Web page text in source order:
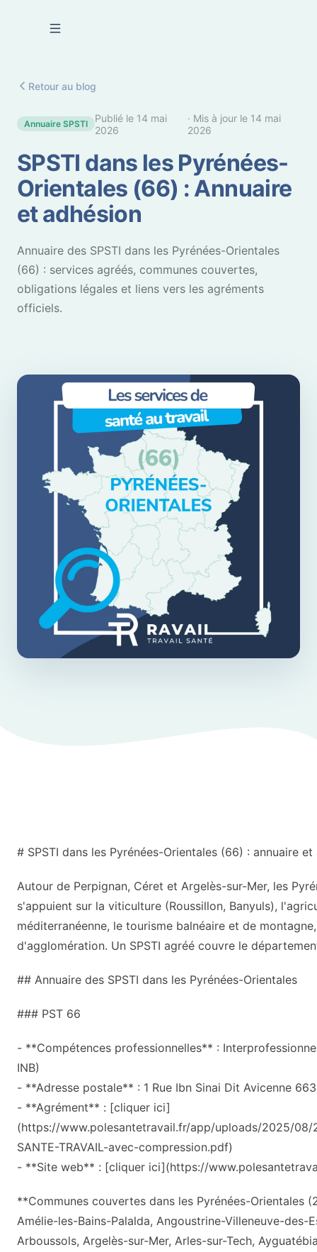
Retour au blog
Annuaire SPSTI Publié le 14 mai
2026
· Mis à jour le 14 mai
2026
SPSTI dans les Pyrénées-
Orientales (66) : Annuaire
et adhésion
Annuaire des SPSTI dans les Pyrénées-Orientales
(66) : services agréés, communes couvertes,
obligations légales et liens vers les agréments
officiels.
# SPSTI dans les Pyrénées-Orientales (66) : annuaire et
Autour de Perpignan, Céret et Argelès-sur-Mer, les
s'appuient sur la viticulture (Roussillon, Banyuls),
méditerranéenne, le tourisme balnéaire et de
d'agglomération. Un SPSTI agréé couvre le
## Annuaire des SPSTI dans les Pyrénées-Orientales
### PST 66
- **Compétences professionnelles** :
INB)
- **Adresse postale** : 1 Rue Ibn Sinai Dit Avicenne
- **Agrément** : [cliquer ici]
(https://www.polesantetravail.fr/app/uploads/2025/08/
SANTE-TRAVAIL-avec-compression.pdf)
- **Site web** : [cliquer ici](https://
**Communes couvertes dans les Pyrénées-Orientales
Amélie-les-Bains-Palalda, Angoustrine-Villeneuve-des-
Arboussols, Argelès-sur-Mer, Arles-sur-Tech,